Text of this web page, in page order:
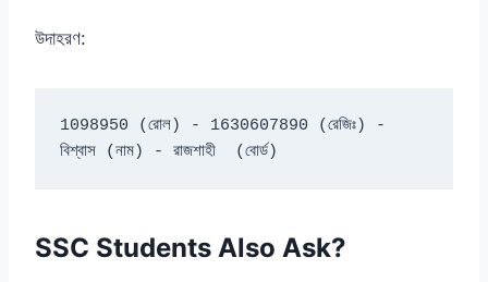
উদাহরণ:
1098950 (রোল) - 1630607890 (রেজিঃ) -
বিশ্বাস (নাম) - রাজশাহী  (বোর্ড)
SSC Students Also Ask?